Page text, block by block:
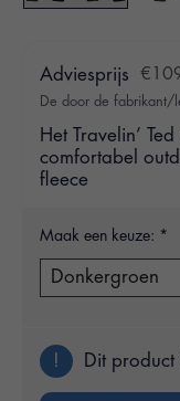
Adviesprijs
De door de fabrikant/
Het Travelin’
comfortabel
fleece
Maak een keuze: *
! Dit